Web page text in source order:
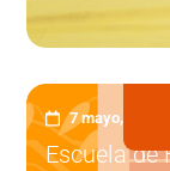
7 mayo, 2026
Escuela de